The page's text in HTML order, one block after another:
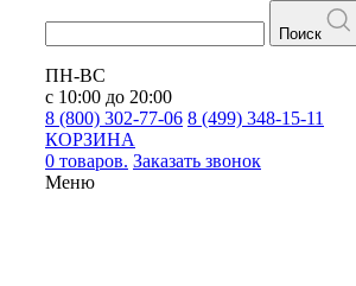
Поиск
ПН-ВС
с 10:00 до 20:00
8 (800) 302-77-06 8 (499) 348-15-11
КОРЗИНА
0 товаров. Заказать звонок
Меню